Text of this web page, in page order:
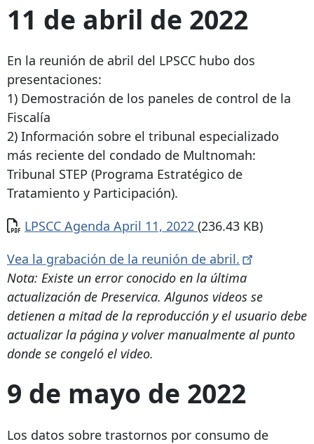
11 de abril de 2022
En la reunión de abril del LPSCC hubo dos
presentaciones:
1) Demostración de los paneles de control de la
Fiscalía
2) Información sobre el tribunal especializado
más reciente del condado de Multnomah:
Tribunal STEP (Programa Estratégico de
Tratamiento y Participación).
Documento
LPSCC Agenda April 11, 2022 (236.43 KB)
Vea la grabación de la reunión de abril.
Nota: Existe un error conocido en la última
actualización de Preservica. Algunos videos se
detienen a mitad de la reproducción y el usuario debe
actualizar la página y volver manualmente al punto
donde se congeló el video.
9 de mayo de 2022
Los datos sobre trastornos por consumo de